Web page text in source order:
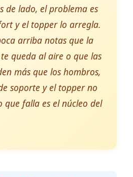
de lado, el problema es
y el topper lo arregla.
arriba notas que la
queda al aire o que las
más que los hombros,
soporte y el topper no
que falla es el núcleo del